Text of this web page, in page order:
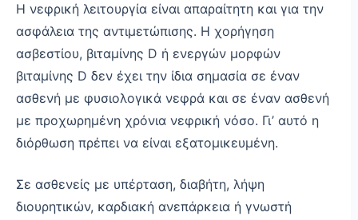
Η νεφρική λειτουργία είναι απαραίτητη και για την
ασφάλεια της αντιμετώπισης. Η χορήγηση
ασβεστίου, βιταμίνης D ή ενεργών μορφών
βιταμίνης D δεν έχει την ίδια σημασία σε έναν
ασθενή με φυσιολογικά νεφρά και σε έναν ασθενή
με προχωρημένη χρόνια νεφρική νόσο. Γι’ αυτό η
διόρθωση πρέπει να είναι εξατομικευμένη.
Σε ασθενείς με υπέρταση, διαβήτη, λήψη
διουρητικών, καρδιακή ανεπάρκεια ή γνωστή